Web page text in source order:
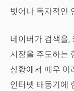
벗어나 독자적인
네이버가 검색을,
시장을 주도하는
상황에서 매우
인터넷 태동기에